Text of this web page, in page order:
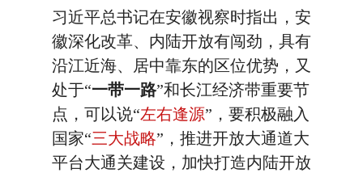
习近平总书记在安徽视察时指出，安
徽深化改革、内陆开放有闯劲，具有
沿江近海、居中靠东的区位优势，又
处于“一带一路”和长江经济带重要节
点，可以说“左右逢源”，要积极融入
国家“三大战略”，推进开放大通道大
平台大通关建设，加快打造内陆开放